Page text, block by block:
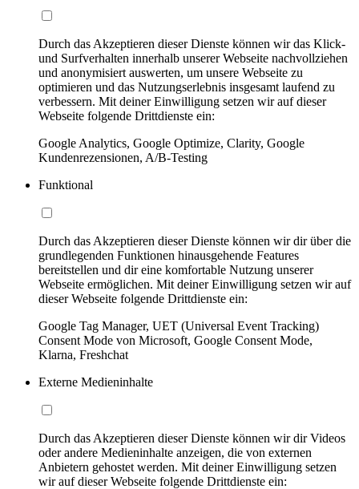
Durch das Akzeptieren dieser Dienste können wir das Klick-
und Surfverhalten innerhalb unserer Webseite nachvollziehen
und anonymisiert auswerten, um unsere Webseite zu
optimieren und das Nutzungserlebnis insgesamt laufend zu
verbessern. Mit deiner Einwilligung setzen wir auf dieser
Webseite folgende Drittdienste ein:
Google Analytics, Google Optimize, Clarity, Google
Kundenrezensionen, A/B-Testing
Funktional
Durch das Akzeptieren dieser Dienste können wir dir über die
grundlegenden Funktionen hinausgehende Features
bereitstellen und dir eine komfortable Nutzung unserer
Webseite ermöglichen. Mit deiner Einwilligung setzen wir auf
dieser Webseite folgende Drittdienste ein:
Google Tag Manager, UET (Universal Event Tracking)
Consent Mode von Microsoft, Google Consent Mode,
Klarna, Freshchat
Externe Medieninhalte
Durch das Akzeptieren dieser Dienste können wir dir Videos
oder andere Medieninhalte anzeigen, die von externen
Anbietern gehostet werden. Mit deiner Einwilligung setzen
wir auf dieser Webseite folgende Drittdienste ein: